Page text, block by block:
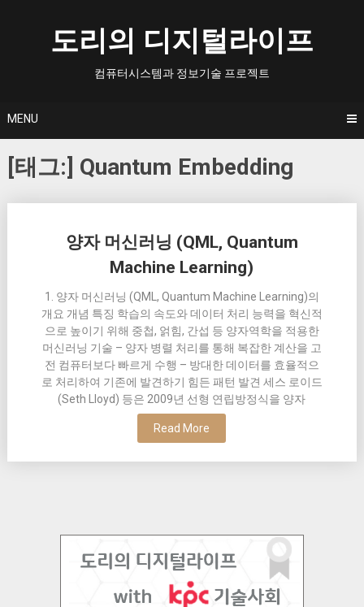
도리의 디지털라이프
컴퓨터시스템과 정보기술 프로젝트
MENU
[태그:] Quantum Embedding
양자 머신러닝 (QML, Quantum
Machine Learning)
1. 양자 머신러닝 (QML, Quantum Machine Learning)의
개요 개념 특징 학습의 속도와 데이터 처리 능력을 혁신적
으로 높이기 위해 중첩, 얽힘, 간섭 등 양자역학을 적용한
머신러닝 기술 – 양자 병렬 처리를 통해 복잡한 계산을 고
전 컴퓨터보다 빠르게 수행 – 방대한 데이터를 효율적으
로 처리하여 기존에 발견하기 힘든 패턴 발견 세스 로이드
(Seth Lloyd) 등은 2009년 선형 연립방정식을 양자
Read More
navigation